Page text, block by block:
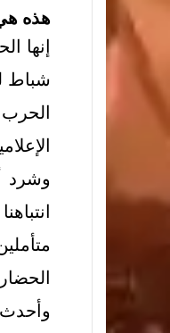
هذه هي
إنها
شباط
وشرد